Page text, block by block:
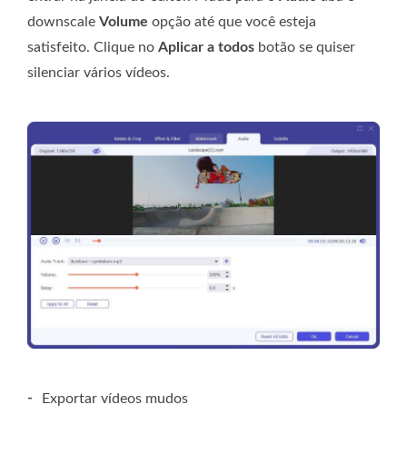
downscale Volume opção até que você esteja
satisfeito. Clique no Aplicar a todos botão se quiser
silenciar vários vídeos.
- Exportar vídeos mudos